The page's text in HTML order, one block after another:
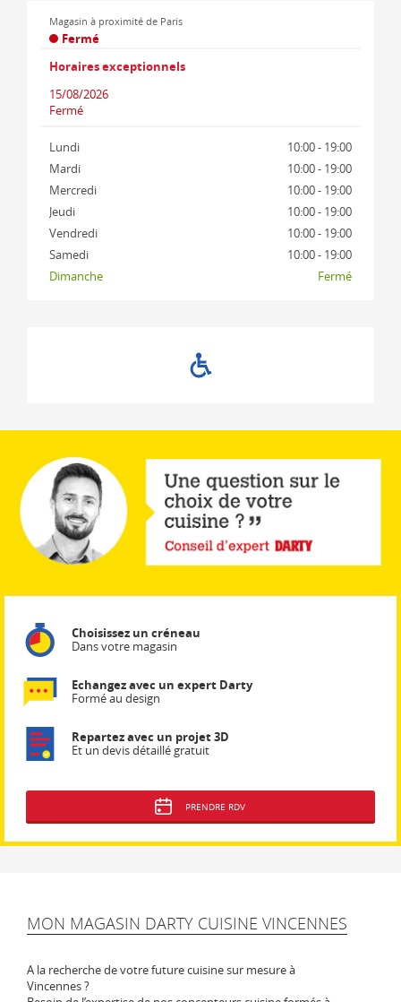
Magasin à proximité de Paris
Fermé
Horaires exceptionnels
15/08/2026
Fermé
Lundi
10:00 - 19:00
Mardi
10:00 - 19:00
Mercredi
10:00 - 19:00
Jeudi
10:00 - 19:00
Vendredi
10:00 - 19:00
Samedi
10:00 - 19:00
Dimanche
Fermé
Choisissez un créneau
Dans votre magasin
Echangez avec un expert Darty
Formé au design
Repartez avec un projet 3D
Et un devis détaillé gratuit
PRENDRE RDV
MON MAGASIN DARTY CUISINE VINCENNES
A la recherche de votre future cuisine sur mesure à
Vincennes ?